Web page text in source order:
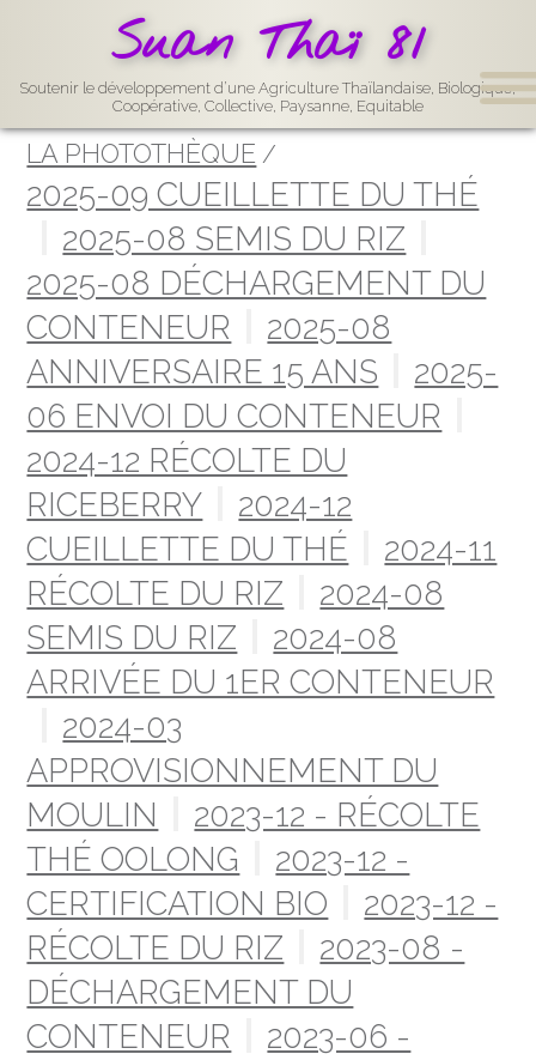
Suan Thaï 81
Soutenir le développement d’une Agriculture Thaïlandaise, Biologique,
Coopérative, Collective, Paysanne, Equitable
LA PHOTOTHÈQUE
2025-09 CUEILLETTE DU THÉ
2025-08 SEMIS DU RIZ
2025-08 DÉCHARGEMENT DU
CONTENEUR
2025-08
ANNIVERSAIRE 15 ANS
2025-
06 ENVOI DU CONTENEUR
2024-12 RÉCOLTE DU
RICEBERRY
2024-12
CUEILLETTE DU THÉ
2024-11
RÉCOLTE DU RIZ
2024-08
SEMIS DU RIZ
2024-08
ARRIVÉE DU 1ER CONTENEUR
2024-03
APPROVISIONNEMENT DU
MOULIN
2023-12 - RÉCOLTE
THÉ OOLONG
2023-12 -
CERTIFICATION BIO
2023-12 -
RÉCOLTE DU RIZ
2023-08 -
DÉCHARGEMENT DU
CONTENEUR
2023-06 -